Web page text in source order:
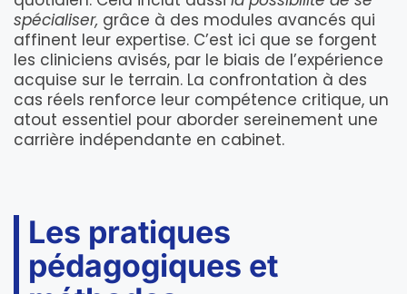
spécialiser, grâce à des modules avancés qui
affinent leur expertise. C’est ici que se forgent
les cliniciens avisés, par le biais de l’expérience
acquise sur le terrain. La confrontation à des
cas réels renforce leur compétence critique, un
atout essentiel pour aborder sereinement une
carrière indépendante en cabinet.
Les pratiques
pédagogiques et